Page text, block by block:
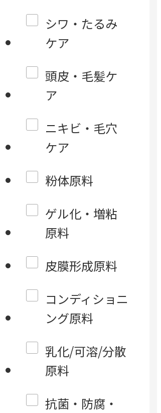
シワ・たるみ
ケア
頭皮・毛髪ケ
ア
ニキビ・毛穴
ケア
粉体原料
ゲル化・増粘
原料
皮膜形成原料
コンディショニ
ング原料
乳化/可溶/分散
原料
抗菌・防腐・